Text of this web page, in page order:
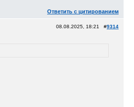
Ответить с цитированием
08.08.2025, 18:21 #9314